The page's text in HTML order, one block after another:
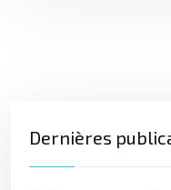
Dernières